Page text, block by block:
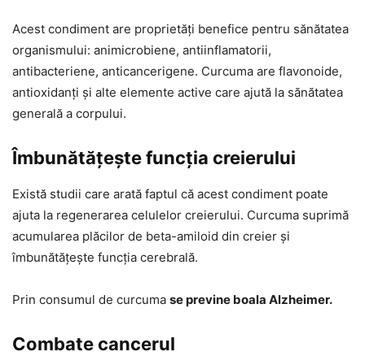
Acest condiment are proprietăți benefice pentru sănătatea
organismului: animicrobiene, antiinflamatorii,
antibacteriene, anticancerigene. Curcuma are flavonoide,
antioxidanți și alte elemente active care ajută la sănătatea
generală a corpului.
Îmbunătățește funcția creierului
Există studii care arată faptul că acest condiment poate
ajuta la regenerarea celulelor creierului. Curcuma suprimă
acumularea plăcilor de beta-amiloid din creier și
îmbunătățește funcția cerebrală.
Prin consumul de curcuma se previne boala Alzheimer.
Combate cancerul